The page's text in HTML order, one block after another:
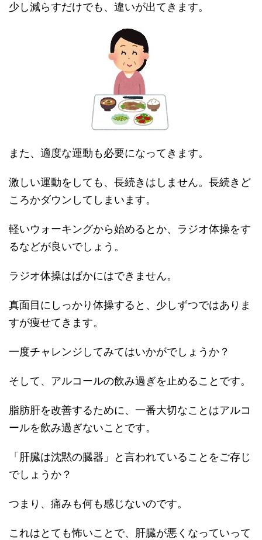
少し減らすだけでも、違いが出てきます。
また、適度な運動も必要になってきます。
激しい運動をしても、長続きはしません。長続きど
ころかダウンしてしまいます。
軽いウォーキングから始めるとか、ラジオ体操をす
るなどが良いでしょう。
ラジオ体操はばかにはできません。
真面目にしっかり体操すると、少しずつではありま
すが痩せてきます。
一度チャレンジしてみてはいかがでしょうか？
そして、アルコールの飲み過ぎを止めることです。
脂肪肝を改善するために、一番大切なことはアルコ
ールを飲み過ぎないことです。
「肝臓は沈黙の臓器」と言われていることをご存じ
でしょうか？
つまり、痛みも何も感じないのです。
これはとても怖いことで、肝臓が悪くなっていって